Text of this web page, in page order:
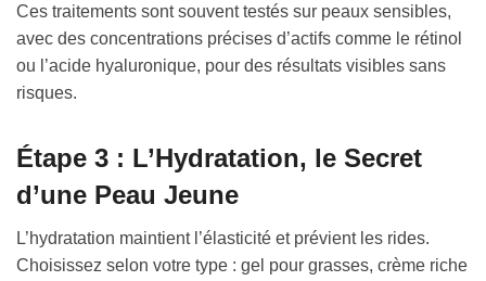
Ces traitements sont souvent testés sur peaux sensibles,
avec des concentrations précises d’actifs comme le rétinol
ou l’acide hyaluronique, pour des résultats visibles sans
risques.
Étape 3 : L’Hydratation, le Secret
d’une Peau Jeune
L’hydratation maintient l’élasticité et prévient les rides.
Choisissez selon votre type : gel pour grasses, crème riche